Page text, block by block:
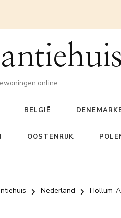
online
BELGIË
OOSTENRIJK
Nederland Hollum-